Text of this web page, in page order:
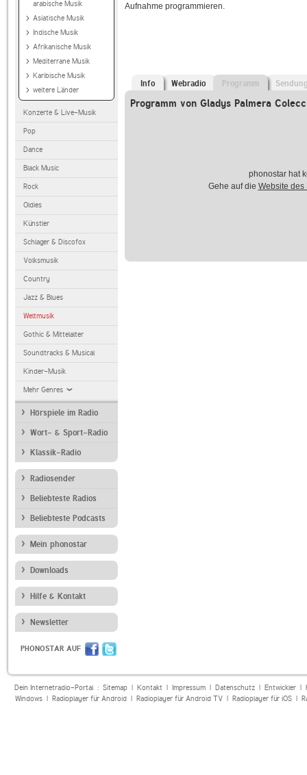
arabische Musik
Asiatische Musik
Indische Musik
Afrikanische Musik
Mediterrane Musik
Karibische Musik
weitere Länder
Konzerte & Live-Musik
Pop
Dance
Black Music
Rock
Oldies
Künstler
Schlager & Discofox
Volksmusik
Country
Jazz & Blues
Weltmusik
Gothic & Mittelalter
Soundtracks & Musical
Kinder-Musik
Mehr Genres
Hörspiele im Radio
Wort- & Sport-Radio
Klassik-Radio
Radiosender
Beliebteste Radios
Beliebteste Podcasts
Mein phonostar
Downloads
Hilfe & Kontakt
Newsletter
PHONOSTAR AUF
Aufnahme programmieren.
Info Webradio Programm
Programm von Gladys Palmera
phonostar hat
Gehe auf die Website des
Dein Internetradio-Portal : Sitemap| Kontakt| Impressum| Datenschutz| Entwickler|
Windows| Radioplayer für Android| Radioplayer für Android TV| Radioplayer für iOS|